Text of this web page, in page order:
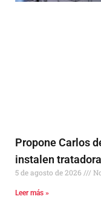
Propone Carlos
instalen
5 de agosto de 2026
Leer más »